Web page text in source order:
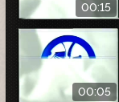
00:15
00:05